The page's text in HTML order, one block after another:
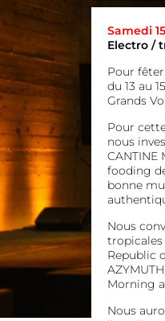
Samedi
Electro /
Pour
du 13 au
Grands
Pour
nous
CANTINE
fooding
bonne
Nous
tropicales
Republic
Morning
Nous